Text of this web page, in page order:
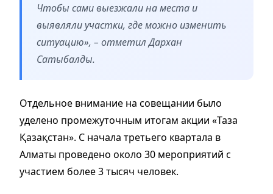
Чтобы сами выезжали на места и
выявляли участки, где можно изменить
ситуацию», – отметил Дархан
Сатыбалды.
Отдельное внимание на совещании было
уделено промежуточным итогам акции «Таза
Қазақстан». С начала третьего квартала в
Алматы проведено около 30 мероприятий с
участием более 3 тысяч человек.